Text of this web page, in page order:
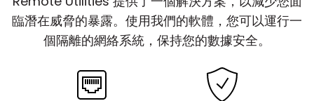
臨潛在威脅的暴露。使用我們的軟體，您可以運行一
個隔離的網絡系統，保持您的數據安全。
連接模式
無人值守訪問
資訊技術